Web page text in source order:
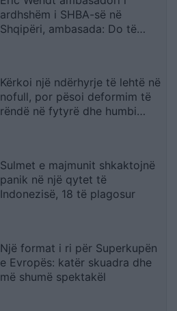
ardhshëm i SHBA-së në
Shqipëri, ambasada: Do të
Kërkoi një ndërhyrje të lehtë në
nofull, por pësoi deformim të
rëndë në fytyrë dhe humbi
Sulmet e majmunit shkaktojnë
panik në një qytet të
Indonezisë, 18 të plagosur
Një format i ri për Superkupën
e Evropës: katër skuadra dhe
më shumë spektakël